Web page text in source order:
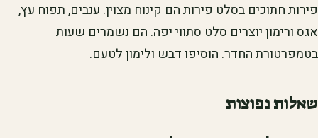
פירות חתוכים בסלט פירות הם קינוח מצוין. ענבים, תפוח עץ,
אגס ורימון יוצרים סלט סתווי יפה. הם נשמרים שעות
בטמפרטורת החדר. הוסיפו דבש ולימון לטעם.
שאלות נפוצות